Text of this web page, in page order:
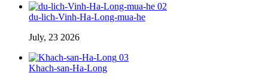
02
du-lich-Vinh-Ha-Long-mua-he
July, 23 2026
03
Khach-san-Ha-Long